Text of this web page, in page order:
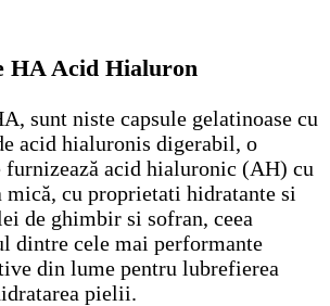
HA Acid Hialuron
sunt niste capsule gelatinoase cu
acid hialuronis digerabil, o
furnizează acid hialuronic (AH) cu
mică, cu proprietati hidratante si
de ghimbir si sofran, ceea
dintre cele mai performante
din lume pentru lubrefierea
pielii.